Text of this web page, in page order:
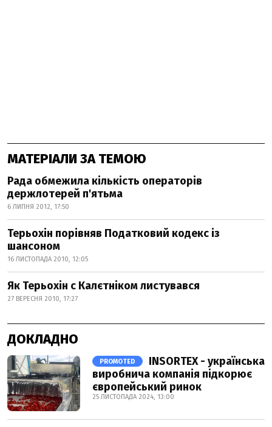
МАТЕРІАЛИ ЗА ТЕМОЮ
Рада обмежила кількість операторів
держлотерей п'ятьма
6 ЛИПНЯ 2012, 17:50
Терьохін порівняв Податковий кодекс із
шансоном
16 ЛИСТОПАДА 2010, 12:05
Як Терьохін с Калєтніком листувався
27 ВЕРЕСНЯ 2010, 17:27
ДОКЛАДНО
PROMOTED
INSORTEX - українська
виробнича компанія підкорює
європейський ринок
25 ЛИСТОПАДА 2024, 13:00